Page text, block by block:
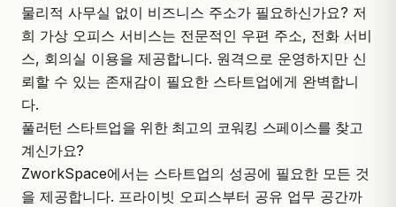
물리적 사무실 없이 비즈니스 주소가 필요하신가요? 저
희 가상 오피스 서비스는 전문적인 우편 주소, 전화 서비
스, 회의실 이용을 제공합니다. 원격으로 운영하지만 신
뢰할 수 있는 존재감이 필요한 스타트업에게 완벽합니
다.
풀러턴 스타트업을 위한 최고의 코워킹 스페이스를 찾고
계신가요?
ZworkSpace에서는 스타트업의 성공에 필요한 모든 것
을 제공합니다. 프라이빗 오피스부터 공유 업무 공간까